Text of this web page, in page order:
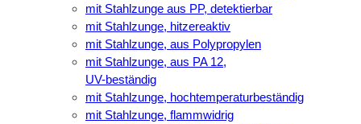
mit Stahlzunge aus PP, detektierbar
mit Stahlzunge, hitzereaktiv
mit Stahlzunge, aus Polypropylen
mit Stahlzunge, aus PA 12,
UV-beständig
mit Stahlzunge, hochtemperaturbeständig
mit Stahlzunge, flammwidrig